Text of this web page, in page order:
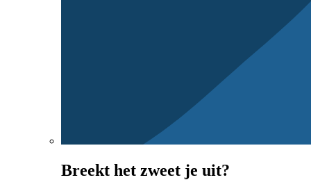
Breekt het zweet je uit?